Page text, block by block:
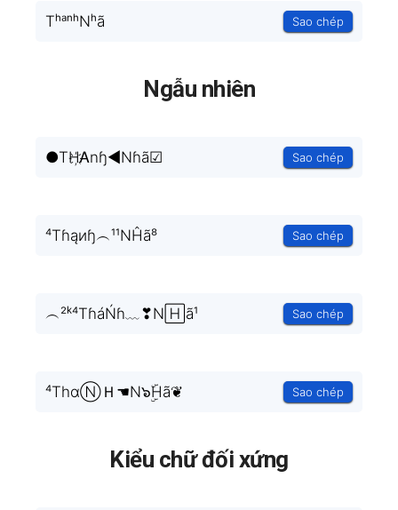
TʰᵃⁿʰNʰã Sao chép
Ngẫu nhiên
●TH҉Ꭺnɧ◄Nɦã☑ Sao chép
⁴Tɦąиɧ︵¹¹NĤã⁸ Sao chép
︵²ᵏ⁴TɦáŃɦ﹏❣N🄷ã¹ Sao chép
⁴ThɑⓃＨ☚N๖ۣۜHã❦ Sao chép
Kiểu chữ đối xứng